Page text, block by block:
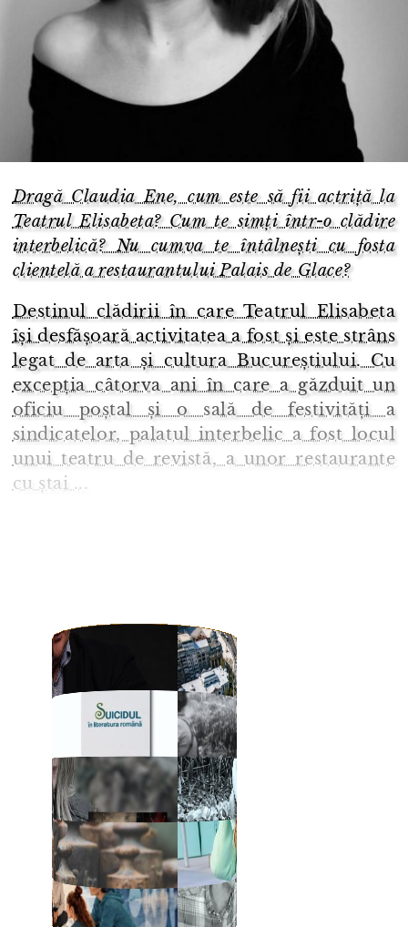
Dragă Claudia Ene, cum este să fii actriță la
Teatrul Elisabeta? Cum te simți într-o clădire
interbelică? Nu cumva te întâlnești cu fosta
clientelă a restaurantului Palais de Glace?
Destinul clădirii în care Teatrul Elisabeta
își desfășoară activitatea a fost și este strâns
legat de arta și cultura Bucureștiului. Cu
excepția câtorva ani în care a găzduit un
oficiu poștal și o sală de festivități a
sindicatelor, palatul interbelic a fost locul
unui teatru de revistă, a unor restaurante
cu ștai ...